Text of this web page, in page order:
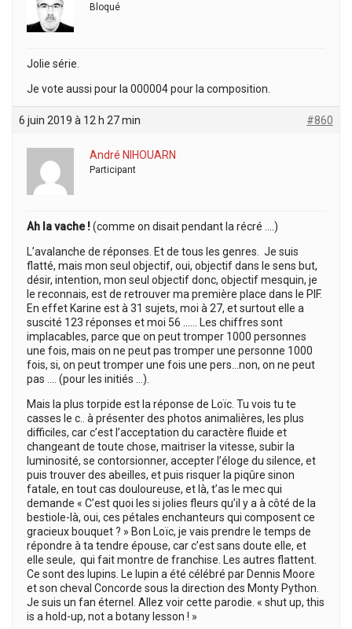
Bloqué
Jolie série.
Je vote aussi pour la 000004 pour la composition.
6 juin 2019 à 12 h 27 min #860
André NIHOUARN
Participant
Ah la vache !(comme on disait pendant la récré ….)
L’avalanche de réponses. Et de tous les genres. Je suis
flatté, mais mon seul objectif, oui, objectif dans le sens but,
désir, intention, mon seul objectif donc, objectif mesquin, je
le reconnais, est de retrouver ma première place dans le PIF.
En effet Karine est à 31 sujets, moi à 27, et surtout elle a
suscité 123 réponses et moi 56 …… Les chiffres sont
implacables, parce que on peut tromper 1000 personnes
une fois, mais on ne peut pas tromper une personne 1000
fois, si, on peut tromper une fois une pers…non, on ne peut
pas …. (pour les initiés …).
Mais la plus torpide est la réponse de Loïc. Tu vois tu te
casses le c.. à présenter des photos animalières, les plus
difficiles, car c’est l’acceptation du caractère fluide et
changeant de toute chose, maitriser la vitesse, subir la
luminosité, se contorsionner, accepter l’éloge du silence, et
puis trouver des abeilles, et puis risquer la piqûre sinon
fatale, en tout cas douloureuse, et là, t’as le mec qui
demande « C’est quoi les si jolies fleurs qu’il y a à côté de la
bestiole-là, oui, ces pétales enchanteurs qui composent ce
gracieux bouquet ? » Bon Loïc, je vais prendre le temps de
répondre à ta tendre épouse, car c’est sans doute elle, et
elle seule, qui fait montre de franchise. Les autres flattent.
Ce sont des lupins. Le lupin a été célébré par Dennis Moore
et son cheval Concorde sous la direction des Monty Python.
Je suis un fan éternel. Allez voir cette parodie. « shut up, this
is a hold-up, not a botany lesson ! »